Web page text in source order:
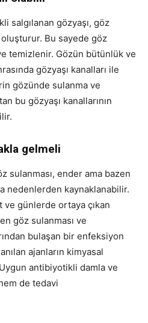
salgılanan gözyaşı, göz
Bu sayede göz
temizlenir. Gözün bütünlük ve
gözyaşı kanalları ile
gözünde sulanma ve
bu gözyaşı kanallarının
gelmeli
sulanması, ender ama bazen
nedenlerden kaynaklanabilir.
günlerde ortaya çıkan
göz sulanması ve
bulaşan bir enfeksiyon
ajanların kimyasal
antibiyotikli damla ve
de tedavi